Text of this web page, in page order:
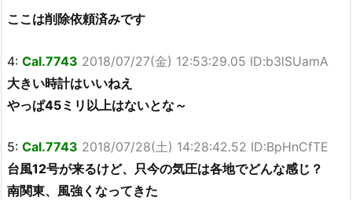
ここは削除依頼済みです
4: Cal.7743 2018/07/27(金) 12:53:29.05 ID:b3lSUamA
大きい時計はいいねえ
やっぱ45ミリ以上はないとな～
5: Cal.7743 2018/07/28(土) 14:28:42.52 ID:BpHnCfTE
台風12号が来るけど、只今の気圧は各地でどんな感じ？
南関東、風強くなってきた